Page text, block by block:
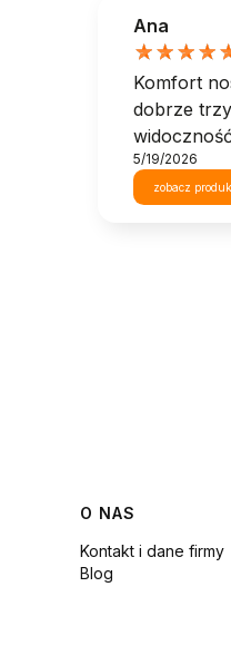
Ana
Komfort
dobrze
5/19/2026
zobacz
Linki w stopce
O NAS
Kontakt i dane firmy
Blog